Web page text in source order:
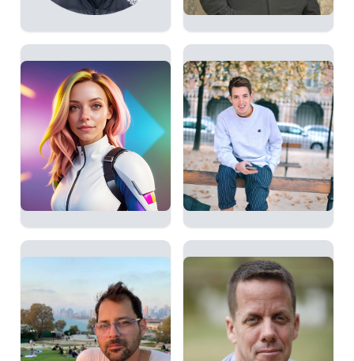
אור פיאלקוב
מומחה לאוסינט, היסטוריה
צבאית ואסטרטגיה
סהר אדמוני
RL and LLMs enthusiast.
PhD
אלון יער
VP Product של LTX Studio
שלי אור גיסר
מנהלת תחום עיצוב GenAi